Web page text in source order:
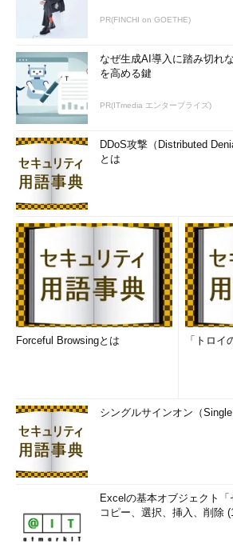
PR(FINCHI on GOETHE)
なぜ生成AI導入に踏み切れ
を高める鍵
PR(ITmedia エンタープライズ)
DDoS攻撃（Distributed
とは
Forceful Browsingとは 「トロイ
シングルサインオン（
Excelの基本オブジェクト「
コピー、選択、挿入、削除